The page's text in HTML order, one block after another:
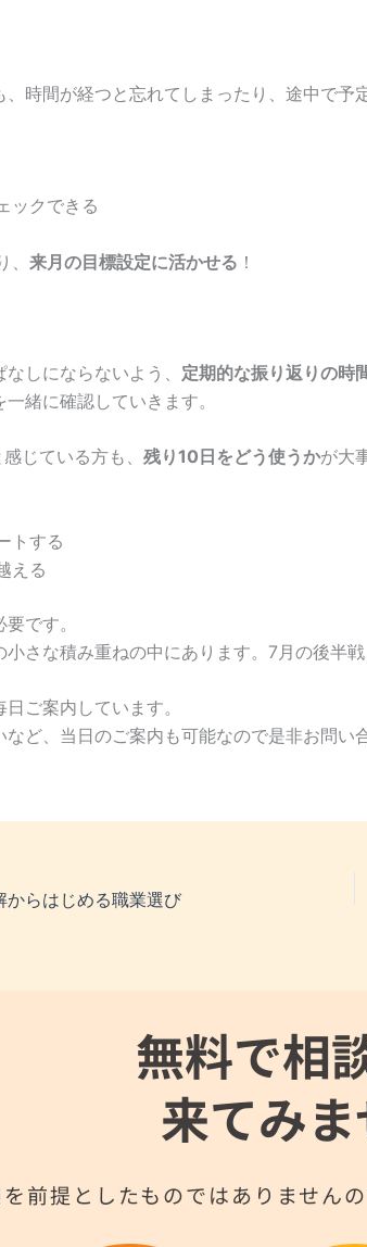
時間が経つと忘れてしまったり、途中で
ックできる
来月の目標設定に活かせる ！
しにならないよう、 定期的な振り返りの時
緒に確認していきます。
じている方も、 残り10日をどう使うかが大
トする
える
です。
さな積み重ねの中にあります。7月の後半
ご案内しています。
ど、当日のご案内も可能なので是非お問い
らはじめる職業選び
無料で相
来てみ
前提としたものではありません